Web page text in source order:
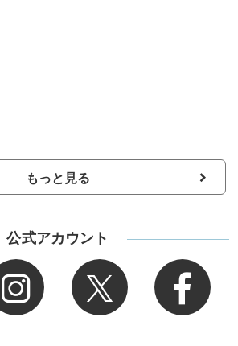
もっと見る
公式アカウント